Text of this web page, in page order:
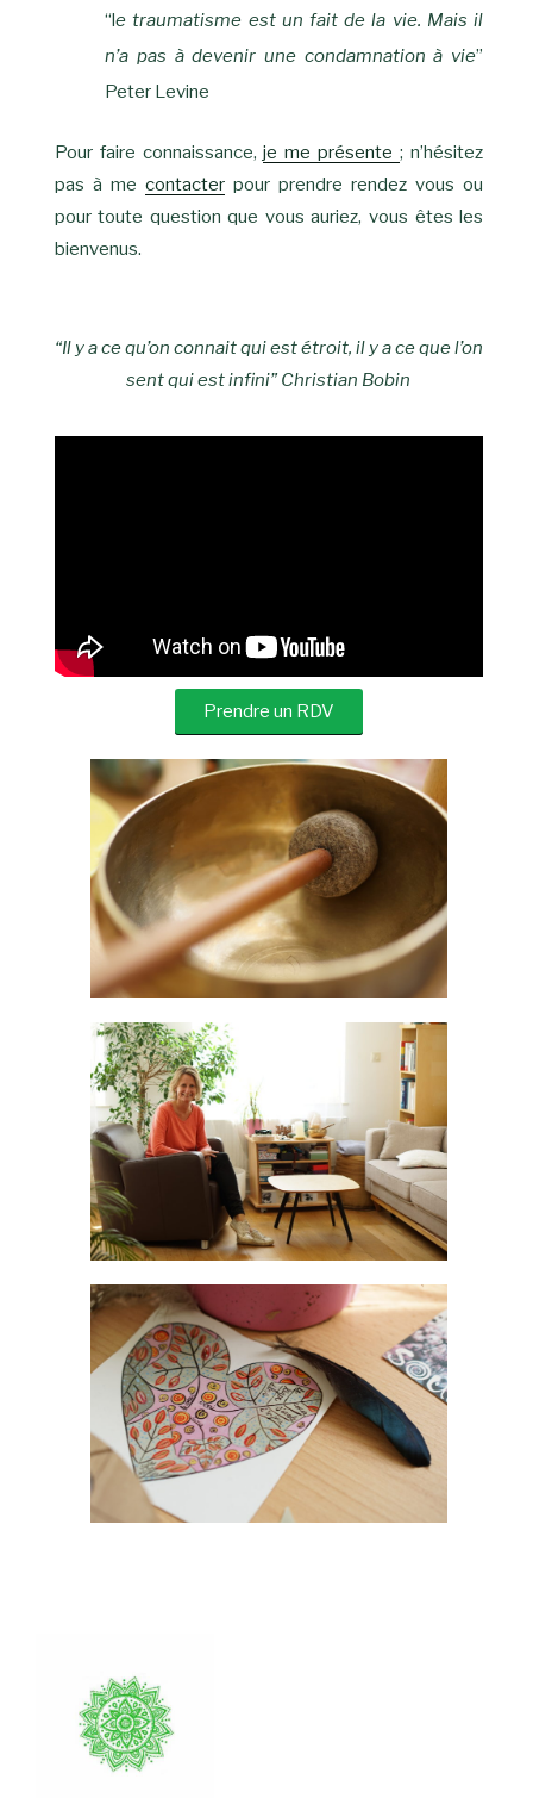
“le traumatisme est un fait de la vie. Mais il
n’a pas à devenir une condamnation à vie”
Peter Levine
Pour faire connaissance,je me présente; n’hésitez
pas à me contacterpour prendre rendez vous ou
pour toute question que vous auriez, vous êtes les
bienvenus.
“Il y a ce qu’on connait qui est étroit, il y a ce que l’on
sent qui est infini” Christian Bobin
Prendre un RDV